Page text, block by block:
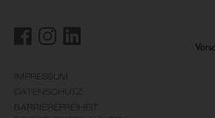
IMPRESSUM
DATENSCHUTZ
BARRIEREFREIHEIT